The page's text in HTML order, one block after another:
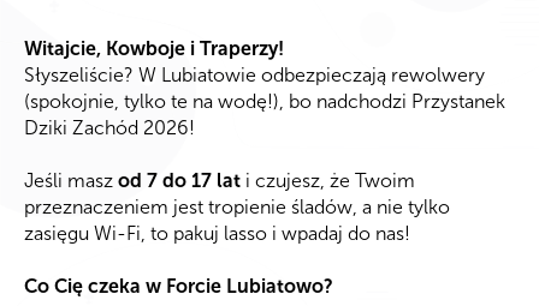
Witajcie, Kowboje i Traperzy!
​Słyszeliście? W Lubiatowie odbezpieczają rewolwery
(spokojnie, tylko te na wodę!), bo nadchodzi Przystanek
Dziki Zachód 2026!
​Jeśli masz od 7 do 17 lat i czujesz, że Twoim
przeznaczeniem jest tropienie śladów, a nie tylko
zasięgu Wi-Fi, to pakuj lasso i wpadaj do nas!
​Co Cię czeka w Forcie Lubiatowo?